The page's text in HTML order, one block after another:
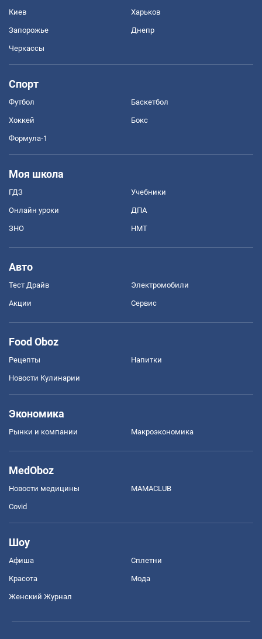
Киев Харьков
Запорожье Днепр
Черкассы
Спорт
Футбол Баскетбол
Хоккей Бокс
Формула-1
Моя школа
ГДЗ Учебники
Онлайн уроки ДПА
ЗНО НМТ
Авто
Тест Драйв Электромобили
Акции Сервис
Food Oboz
Рецепты Напитки
Новости Кулинарии
Экономика
Рынки и компании Mакроэкономика
MedOboz
Новости медицины MAMACLUB
Covid
Шоу
Афиша Сплетни
Красота Мода
Женский Журнал